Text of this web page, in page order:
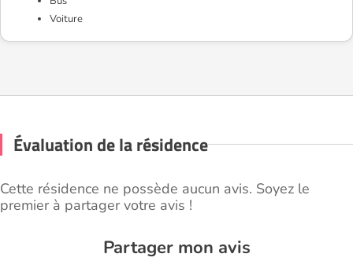
Voiture
Évaluation de la résidence
Cette résidence ne possède aucun avis. Soyez le
premier à partager votre avis !
Partager mon avis